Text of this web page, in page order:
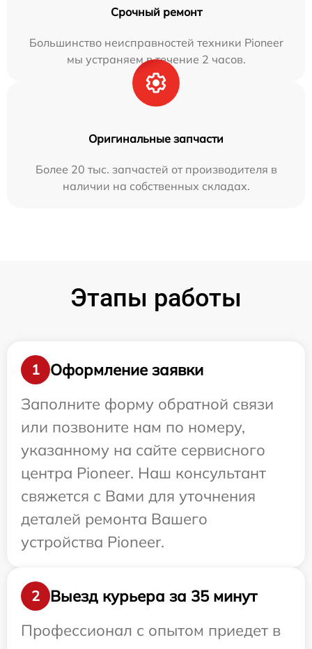
Срочный ремонт
Большинство неисправностей техники Pioneer
мы устраняем в течение 2 часов.
Оригинальные запчасти
Более 20 тыс. запчастей от производителя в
наличии на собственных складах.
Этапы работы
1
Оформление заявки
Заполните форму обратной связи
или позвоните нам по номеру,
указанному на сайте сервисного
центра Pioneer. Наш консультант
свяжется с Вами для уточнения
деталей ремонта Вашего
устройства Pioneer.
2
Выезд курьера за 35 минут
Профессионал с опытом приедет в